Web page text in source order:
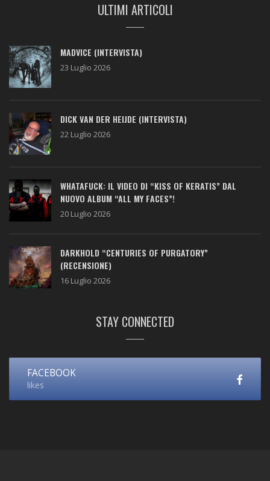
ULTIMI ARTICOLI
MADVICE (INTERVISTA)
23 Luglio 2026
DICK VAN DER HEIJDE (INTERVISTA)
22 Luglio 2026
WHATAFUCK: IL VIDEO DI “KISS OF KERATIS” DAL
NUOVO ALBUM “ALL MY FACES”!
20 Luglio 2026
DARKHOLD “CENTURIES OF PURGATORY”
(RECENSIONE)
16 Luglio 2026
STAY CONNECTED
FACEBOOK
likes